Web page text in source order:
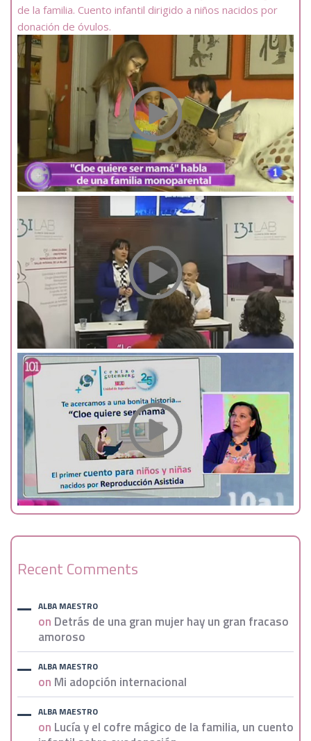
de la familia. Cuento infantil dirigido a niños nacidos por
donación de óvulos.
Recent Comments
ALBA MAESTRO
on Detrás de una gran mujer hay un gran fracaso
amoroso
ALBA MAESTRO
on Mi adopción internacional
ALBA MAESTRO
on Lucía y el cofre mágico de la familia, un cuento